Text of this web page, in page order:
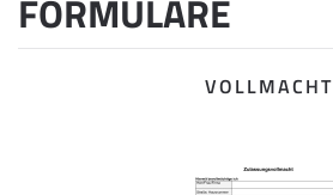
FORMULARE
VOLLMACHT